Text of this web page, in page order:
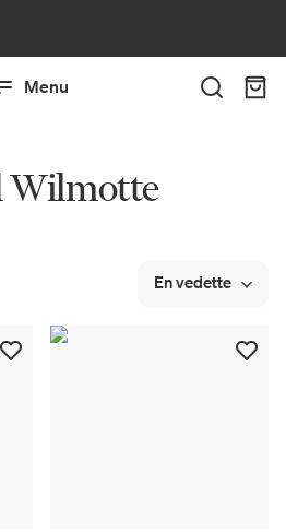
Menu
Wilmotte
En vedette